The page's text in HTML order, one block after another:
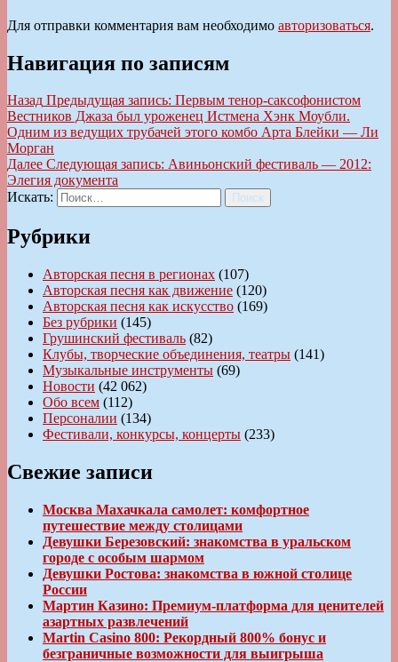
Для отправки комментария вам необходимо авторизоваться.
Навигация по записям
Назад Предыдущая запись: Первым тенор-саксофонистом
Вестников Джаза был уроженец Истмена Хэнк Моубли.
Одним из ведущих трубачей этого комбо Арта Блейки — Ли
Морган
Далее Следующая запись: Авиньонский фестиваль — 2012:
Элегия документа
Искать:
Поиск
Рубрики
Авторская песня в регионах (107)
Авторская песня как движение (120)
Авторская песня как искусство (169)
Без рубрики (145)
Грушинский фестиваль (82)
Клубы, творческие объединения, театры (141)
Музыкальные инструменты (69)
Новости (42 062)
Обо всем (112)
Персоналии (134)
Фестивали, конкурсы, концерты (233)
Свежие записи
Москва Махачкала самолет: комфортное
путешествие между столицами
Девушки Березовский: знакомства в уральском
городе с особым шармом
Девушки Ростова: знакомства в южной столице
России
Мартин Казино: Премиум-платформа для ценителей
азартных развлечений
Martin Casino 800: Рекордный 800% бонус и
безграничные возможности для выигрыша